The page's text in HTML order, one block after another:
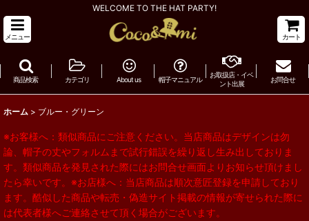
WELCOME TO THE HAT PARTY!
メニュー カート
商品検索 カテゴリ About us 帽子マニュアル
お取扱店・イベ
ント出展
お問合せ
ホーム > ブルー・グリーン
※お客様へ：類似商品にご注意ください。当店商品はデザインは勿
論、帽子の丈やフォルムまで試行錯誤を繰り返し生み出しておりま
す。類似商品を発見された際にはお問合せ画面よりお知らせ頂けまし
たら幸いです。※お店様へ：当店商品は順次意匠登録を申請しており
ます。酷似した商品や転売・偽造サイト掲載の情報が寄せられた際に
は代表者様へご連絡させて頂く場合がございます。